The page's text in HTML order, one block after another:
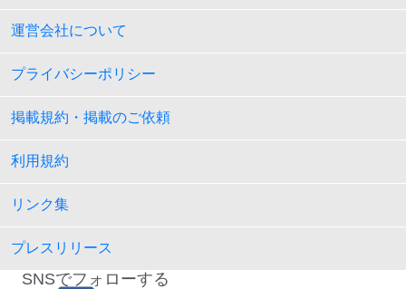
運営会社について
プライバシーポリシー
掲載規約・掲載のご依頼
利用規約
リンク集
プレスリリース
SNSでフォローする